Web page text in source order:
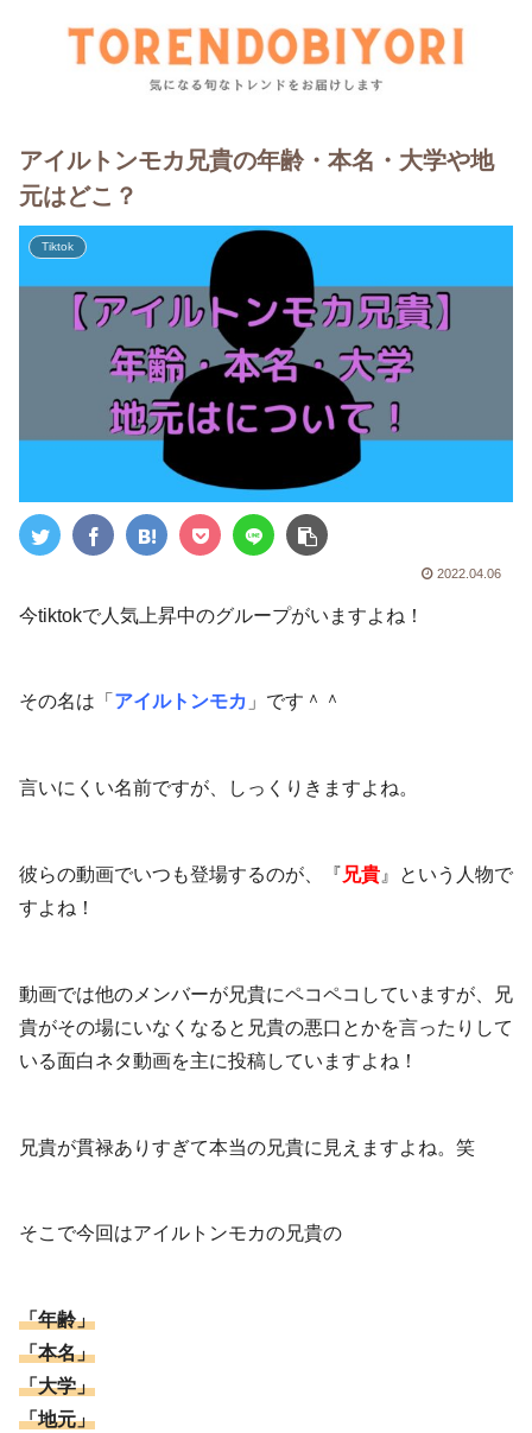
アイルトンモカ兄貴の年齢・本名・大学や地
元はどこ？
Tiktok
2022.04.06
今tiktokで人気上昇中のグループがいますよね！
その名は「 アイルトンモカ 」です＾＾
言いにくい名前ですが、しっくりきますよね。
彼らの動画でいつも登場するのが、『 兄貴 』という人物で
すよね！
動画では他のメンバーが兄貴にペコペコしていますが、兄
貴がその場にいなくなると兄貴の悪口とかを言ったりして
いる面白ネタ動画を主に投稿していますよね！
兄貴が貫禄ありすぎて本当の兄貴に見えますよね。笑
そこで今回はアイルトンモカの兄貴の
「年齢」
「本名」
「大学」
「地元」